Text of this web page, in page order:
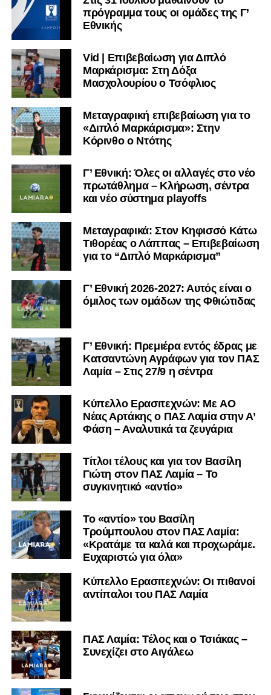
πρόγραμμα τους οι ομάδες της Γ’
Εθνικής
Vid | Επιβεβαίωση για Διπλό
Μαρκάρισμα: Στη Δόξα
Μασχολουρίου ο Τσόφλιος
Μεταγραφική επιβεβαίωση για το
«Διπλό Μαρκάρισμα»: Στην
Κόρινθο ο Ντότης
Γ’ Εθνική: Όλες οι αλλαγές στο νέο
πρωτάθλημα – Κλήρωση, σέντρα
και νέο σύστημα playoffs
Μεταγραφικά: Στον Κηφισσό Κάτω
Τιθορέας ο Λάππας – Επιβεβαίωση
για το “Διπλό Μαρκάρισμα”
Γ’ Εθνική 2026-2027: Αυτός είναι ο
όμιλος των ομάδων της Φθιώτιδας
Γ’ Εθνική: Πρεμιέρα εντός έδρας με
Κατσαντώνη Αγράφων για τον ΠΑΣ
Λαμία – Στις 27/9 η σέντρα
Kύπελλο Ερασιτεχνών: Με AO
Nέας Αρτάκης ο ΠΑΣ Λαμία στην Α’
Φάση – Αναλυτικά τα ζευγάρια
Τίτλοι τέλους και για τον Βασίλη
Γιώτη στον ΠΑΣ Λαμία – Το
συγκινητικό «αντίο»
Το «αντίο» του Βασίλη
Τρούμπουλου στον ΠΑΣ Λαμία:
«Κρατάμε τα καλά και προχωράμε.
Ευχαριστώ για όλα»
Κύπελλο Ερασιτεχνών: Οι πιθανοί
αντίπαλοι του ΠΑΣ Λαμία
ΠΑΣ Λαμία: Τέλος και ο Τσιάκας –
Συνεχίζει στο Αιγάλεω